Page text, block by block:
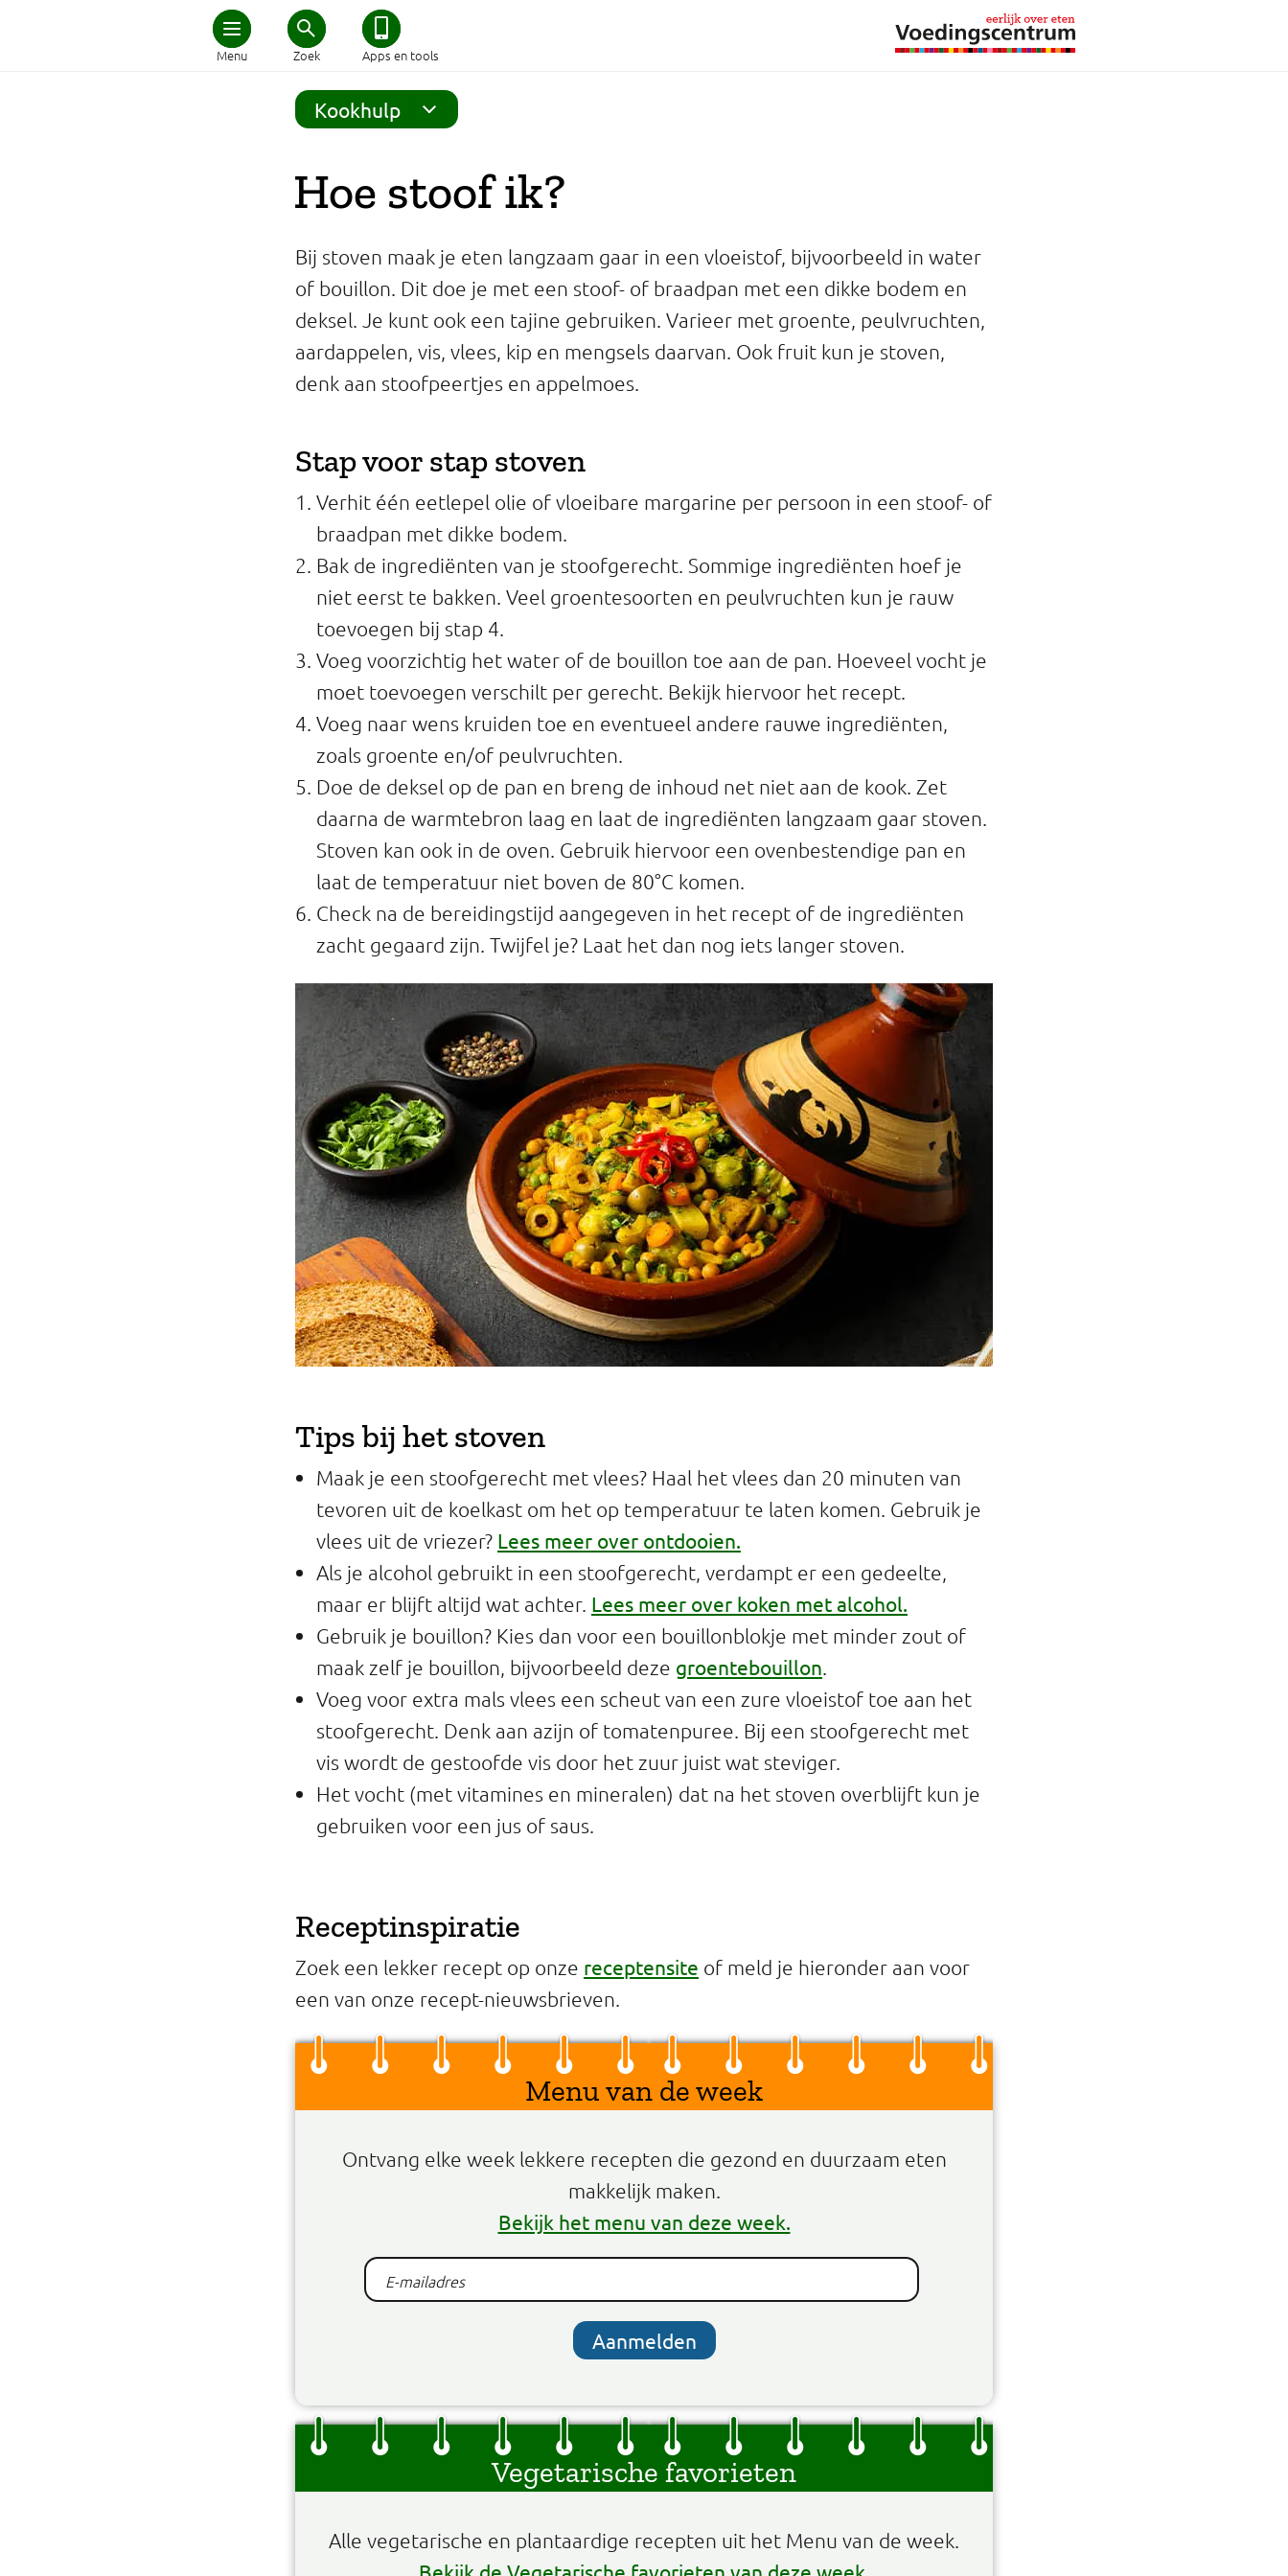
Menu Zoek Apps en tools
Home
Schijf van Vijf
Afvallen
Zwanger en kind
Duurzaam eten
Veilig eten
Professionals
Eetomgevingen
Kookhulp
Hoe stoof ik?
Bij stoven maak je eten langzaam gaar in een vloeistof, bijvoorbeeld in water
of bouillon. Dit doe je met een stoof- of braadpan met een dikke bodem en
deksel. Je kunt ook een tajine gebruiken. Varieer met groente, peulvruchten,
aardappelen, vis, vlees, kip en mengsels daarvan. Ook fruit kun je stoven,
denk aan stoofpeertjes en appelmoes.
Stap voor stap stoven
Verhit één eetlepel olie of vloeibare margarine per persoon in een stoof- of
braadpan met dikke bodem.
Bak de ingrediënten van je stoofgerecht. Sommige ingrediënten hoef je
niet eerst te bakken. Veel groentesoorten en peulvruchten kun je rauw
toevoegen bij stap 4.
Voeg voorzichtig het water of de bouillon toe aan de pan. Hoeveel vocht je
moet toevoegen verschilt per gerecht. Bekijk hiervoor het recept.
Voeg naar wens kruiden toe en eventueel andere rauwe ingrediënten,
zoals groente en/of peulvruchten.
Doe de deksel op de pan en breng de inhoud net niet aan de kook. Zet
daarna de warmtebron laag en laat de ingrediënten langzaam gaar stoven.
Stoven kan ook in de oven. Gebruik hiervoor een ovenbestendige pan en
laat de temperatuur niet boven de 80°C komen.
Check na de bereidingstijd aangegeven in het recept of de ingrediënten
zacht gegaard zijn. Twijfel je? Laat het dan nog iets langer stoven.
Tips bij het stoven
Maak je een stoofgerecht met vlees? Haal het vlees dan 20 minuten van
tevoren uit de koelkast om het op temperatuur te laten komen. Gebruik je
vlees uit de vriezer? Lees meer over ontdooien.
Als je alcohol gebruikt in een stoofgerecht, verdampt er een gedeelte,
maar er blijft altijd wat achter. Lees meer over koken met alcohol.
Gebruik je bouillon? Kies dan voor een bouillonblokje met minder zout of
maak zelf je bouillon, bijvoorbeeld deze groentebouillon.
Voeg voor extra mals vlees een scheut van een zure vloeistof toe aan het
stoofgerecht. Denk aan azijn of tomatenpuree. Bij een stoofgerecht met
vis wordt de gestoofde vis door het zuur juist wat steviger.
Het vocht (met vitamines en mineralen) dat na het stoven overblijft kun je
gebruiken voor een jus of saus.
Receptinspiratie
Zoek een lekker recept op onze receptensite of meld je hieronder aan voor
een van onze recept-nieuwsbrieven.
Menu van de week
Ontvang elke week lekkere recepten die gezond en duurzaam eten
makkelijk maken.
Bekijk het menu van deze week.
Aanmelden
Vegetarische favorieten
Alle vegetarische en plantaardige recepten uit het Menu van de week.